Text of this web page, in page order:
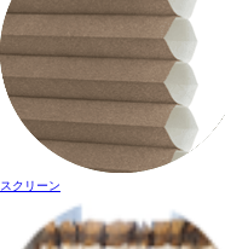
スクリーン